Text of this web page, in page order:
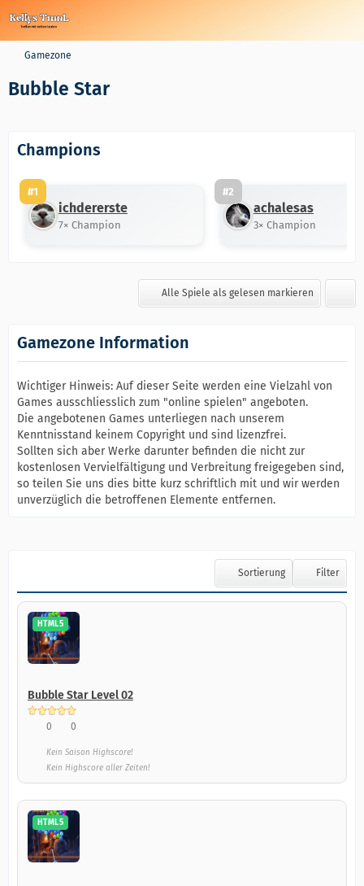
Gamezone
Bubble Star
Champions
#1
ichdererste
7× Champion
#2
achalesas
3× Champion
Alle Spiele als gelesen markieren
Gamezone Information
Wichtiger Hinweis: Auf dieser Seite werden eine Vielzahl von
Games ausschliesslich zum "online spielen" angeboten.
Die angebotenen Games unterliegen nach unserem
Kenntnisstand keinem Copyright und sind lizenzfrei.
Sollten sich aber Werke darunter befinden die nicht zur
kostenlosen Vervielfältigung und Verbreitung freigegeben sind,
so teilen Sie uns dies bitte kurz schriftlich mit und wir werden
unverzüglich die betroffenen Elemente entfernen.
Sortierung Filter
HTML5
Bubble Star Level 02
0 0
Kein Saison Highscore!
Kein Highscore aller Zeiten!
HTML5